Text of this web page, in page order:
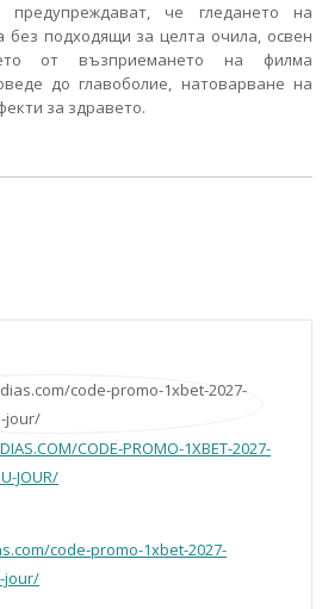
предупреждават, че гледането на
без подходящи за целта очила, освен
от възприемането на филма
до главоболие, натоварване на
за здравето.
CODE-PROMO-1XBET-2027-
JOUR/
code-promo-1xbet-2027-
jour/